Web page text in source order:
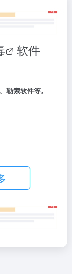
软件
勒索软件等。